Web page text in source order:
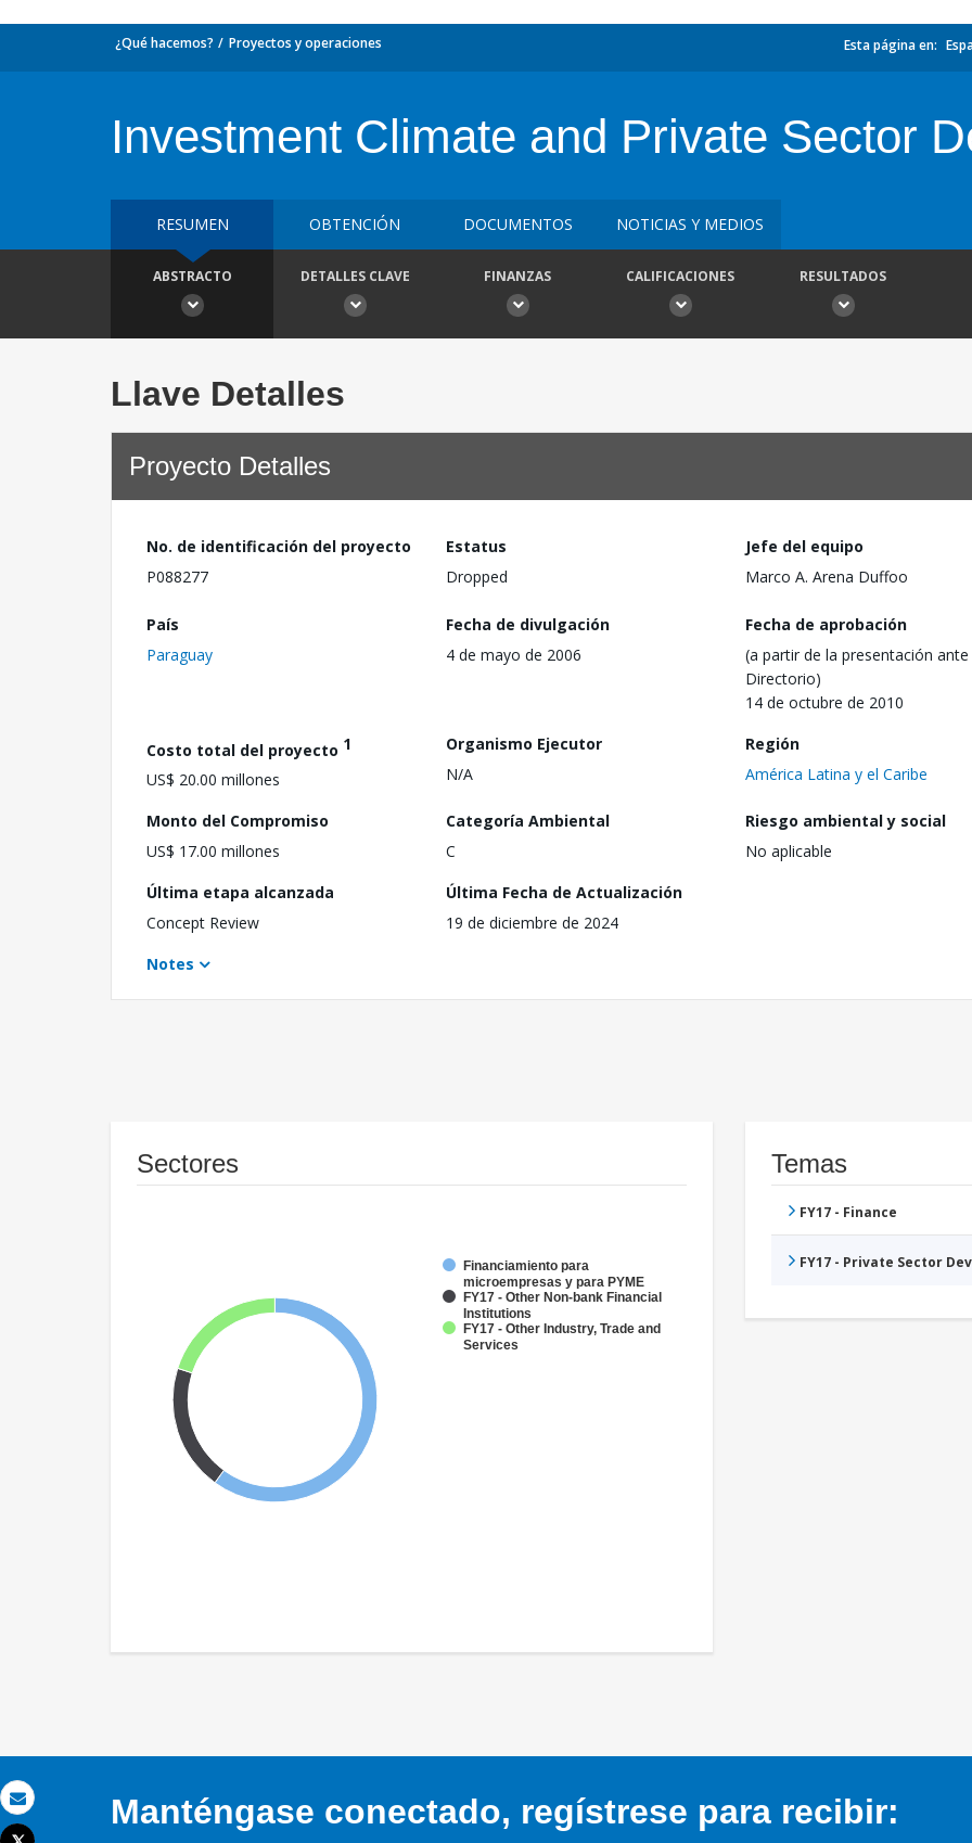
Correo electrónico
¿Qué hacemos? Proyectos y operaciones Esta página en:
Investment Climate and Private Sector
RESUMEN OBTENCIÓN DOCUMENTOS NOTICIAS Y MEDIOS
ABSTRACTO DETALLES CLAVE FINANZAS CALIFICACIONES RESULTADOS
Llave Detalles
Proyecto Detalles
No. de identificación del proyecto
P088277
Estatus
Dropped
Jefe del equipo
Marco A. Arena Duffoo
País
Paraguay
Fecha de divulgación
4 de mayo de 2006
Fecha de aprobación
(a partir de la presentación ante
Directorio)
14 de octubre de 2010
Costo total del proyecto 1
US$ 20.00 millones
Organismo Ejecutor
N/A
Región
América Latina y el Caribe
Monto del Compromiso
US$ 17.00 millones
Categoría Ambiental
C
Riesgo ambiental y social
No aplicable
Última etapa alcanzada
Concept Review
Última Fecha de Actualización
19 de diciembre de 2024
Notes
Sectores
Financiamiento para
microempresas y para PYME
FY17 - Other Non-bank Financial
Institutions
FY17 - Other Industry, Trade and
Services
Temas
FY17 - Finance
FY17 - Private Sector
Manténgase conectado, regístrese para recibir: